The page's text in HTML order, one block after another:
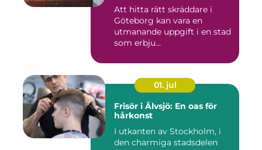
Att hitta rätt skräddare i
Göteborg kan vara en
utmanande uppgift i en stad
som erbju...
01. jul
Frisör i Älvsjö: En oas för
hårkonst
I utkanten av Stockholm, i
den charmiga stadsdelen